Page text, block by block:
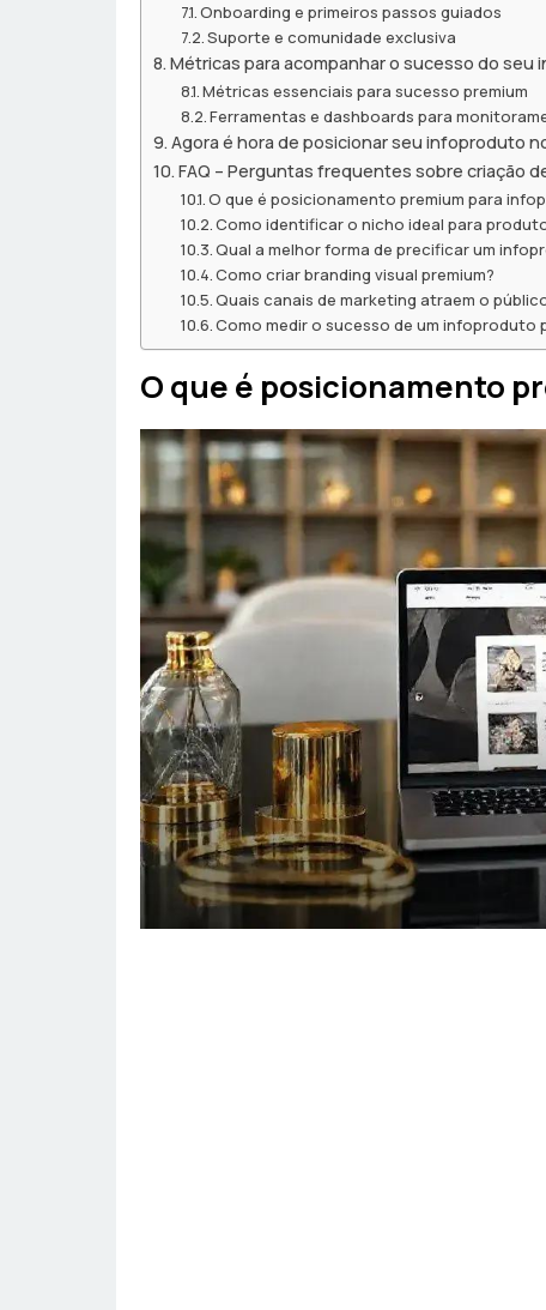
Onboarding e primeiros passos guiados
Suporte e comunidade exclusiva
Métricas para acompanhar o sucesso do seu
Métricas essenciais para sucesso premium
Ferramentas e dashboards para
Agora é hora de posicionar seu infoproduto
FAQ – Perguntas frequentes sobre criação
O que é posicionamento premium para
Como identificar o nicho ideal para
Qual a melhor forma de precificar um
Como criar branding visual premium?
Quais canais de marketing atraem o
Como medir o sucesso de um infoproduto
O que é posicionamento